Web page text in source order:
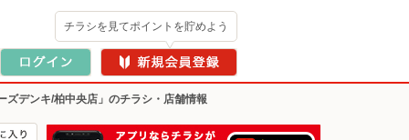
チラシを見てポイントを貯めよう
ズデンキ/柏中央店」のチラシ・店舗情報